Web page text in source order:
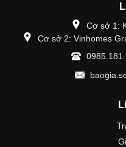
Cơ sở 1:
Cơ sở 2: Vinhomes